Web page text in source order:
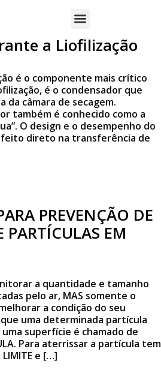
ABH
SERVIÇOS
MERCADOS
ATENDIDOS
da Câmara de
Gelo na Qualidade
a Liofilização
é o componente mais crítico
é o condensador que
da câmara de secagem.
também é conhecido como a
O design e o desempenho do
direto na transferência de
PREVENÇÃO DE
PARTÍCULAS EM
a quantidade e tamanho
pelo ar, MAS somente o
a condição do seu
uma determinada partícula
superfície é chamado de
Para aterrissar a partícula tem
e […]